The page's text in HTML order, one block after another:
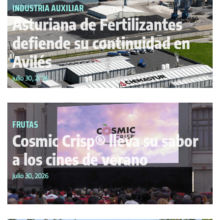
INDUSTRIA AUXILIAR
Asturiana de Fertilizantes
defiende su continuidad en
Avilés
julio 30, 2026
FRUTAS
Cosmic Crisp® lleva su sabor
a los cines de verano
julio 30, 2026